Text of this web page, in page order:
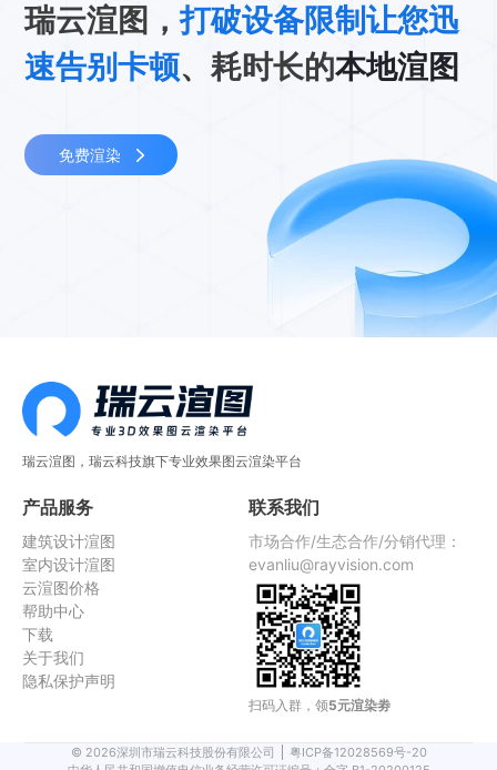
瑞云渲图，打破设备限制让您迅
速告别卡顿、耗时长的本地渲图
免费渲染
瑞云渲图，瑞云科技旗下专业效果图云渲染平台
产品服务
建筑设计渲图
室内设计渲图
云渲图价格
帮助中心
下载
关于我们
隐私保护声明
联系我们
市场合作/生态合作/分销代理：
evanliu@rayvision.com
扫码入群，领5元渲染劵
© 2026深圳市瑞云科技股份有限公司
粤ICP备12028569号-20